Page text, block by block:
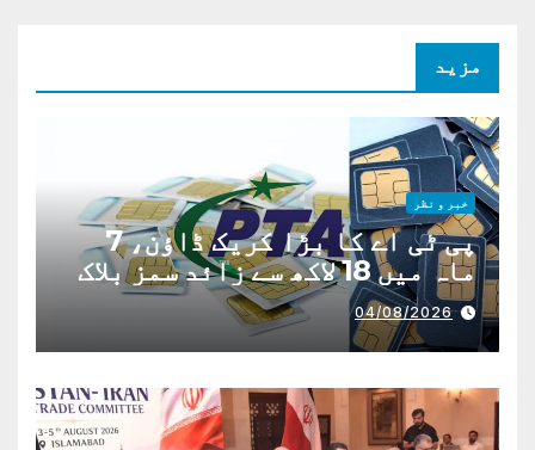
مزید
خبر و نظر
پی ٹی اے کا بڑا کریک ڈاؤن، 7
ماہ میں 18 لاکھ سے زائد سمز بلاک
04/08/2026